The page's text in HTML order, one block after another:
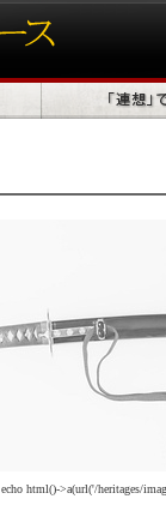
echo html()->a(url('/heritages/